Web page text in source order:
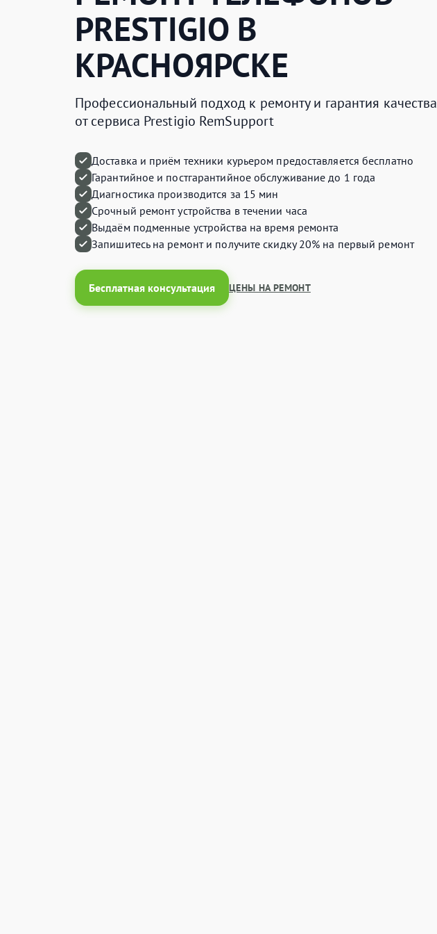
PRESTIGIOВ
КРАСНОЯРСКЕ
Профессиональный подход к ремонту и гарантия качества
от сервиса Prestigio RemSupport
Доставка и приём техники курьером предоставляется бесплатно
Гарантийное и постгарантийное обслуживание до 1 года
Диагностика производится за 15 мин
Срочный ремонт устройства в течении часа
Выдаём подменные устройства на время ремонта
Запишитесь на ремонт и получитескидку 20% на первый ремонт
Бесплатная консультация ЦЕНЫ НА РЕМОНТ